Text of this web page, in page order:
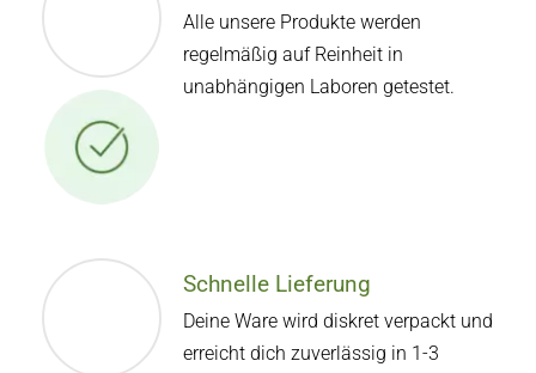
Alle unsere Produkte werden
regelmäßig auf Reinheit in
unabhängigen Laboren getestet.
Schnelle Lieferung
Deine Ware wird diskret verpackt und
erreicht dich zuverlässig in 1-3